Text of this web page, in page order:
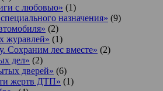
с любовью» (1)
назначения» (9)
(2)
журавлей» (1)
Сохраним лес вместе» (2)
дел» (2)
дверей» (6)
жертв ДТП» (1)